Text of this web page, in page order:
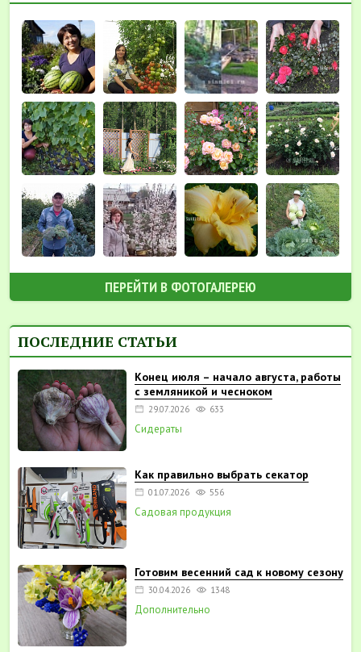
ПЕРЕЙТИ В ФОТОГАЛЕРЕЮ
ПОСЛЕДНИЕ СТАТЬИ
Конец июля – начало августа, работы
с земляникой и чесноком
29.07.2026 633
Сидераты
Как правильно выбрать секатор
01.07.2026 556
Садовая продукция
Готовим весенний сад к новому сезону
30.04.2026 1348
Дополнительно